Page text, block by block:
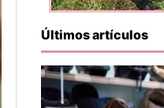
Últimos artículos